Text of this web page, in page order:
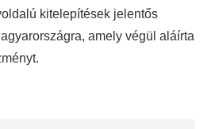
kitelepítések jelentős
amely végül aláírta